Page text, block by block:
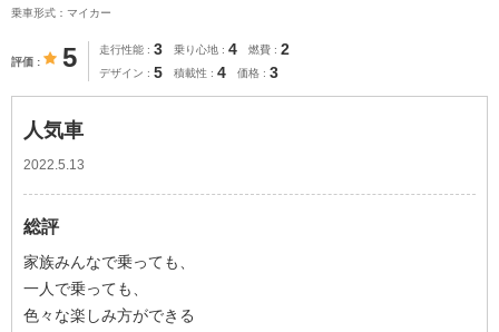
乗車形式：マイカー
評価 5 走行性能 3 乗り心地 4 燃費 2
デザイン 5 積載性 4 価格 3
人気車
2022.5.13
総評
家族みんなで乗っても、
一人で乗っても、
色々な楽しみ方ができる